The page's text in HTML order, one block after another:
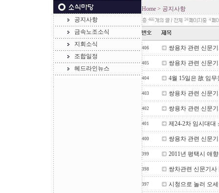
공지사항
금속노조소식
지회소식
조합일정
헤드라인뉴스
Home > 공지사항
466 24 4
406 쌍용차 관련 신문
405 쌍용차 관련 신문
404 4월 15일은 故 임무
403 쌍용차 관련 신문
402 쌍용차 관련 신문
401 제24-2차 임시대대
400 쌍용차 관련 신문
399 2011년 평택시 애
398 쌍차관련 신문기사
397 시청으로 놀러 오